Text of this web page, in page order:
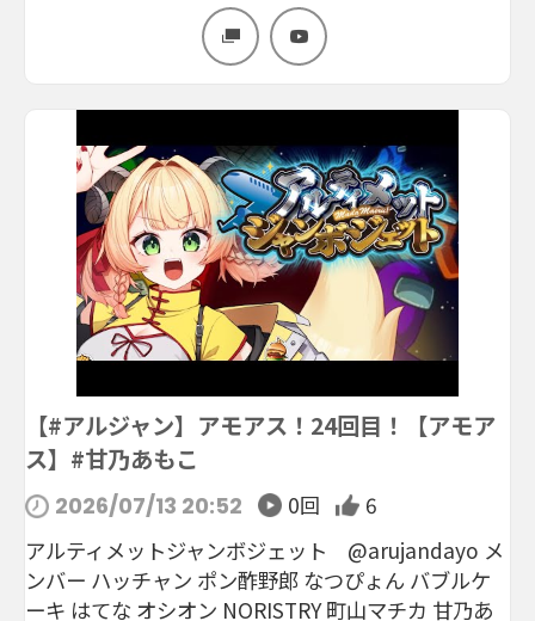
【#アルジャン】アモアス！24回目！【アモア
ス】#甘乃あもこ
2026/07/13 20:52 0回
6
アルティメットジャンボジェット @arujandayo メ
ンバー ハッチャン ポン酢野郎 なつぴょん バブルケ
ーキ はてな オシオン NORISTRY 町山マチカ 甘乃あ